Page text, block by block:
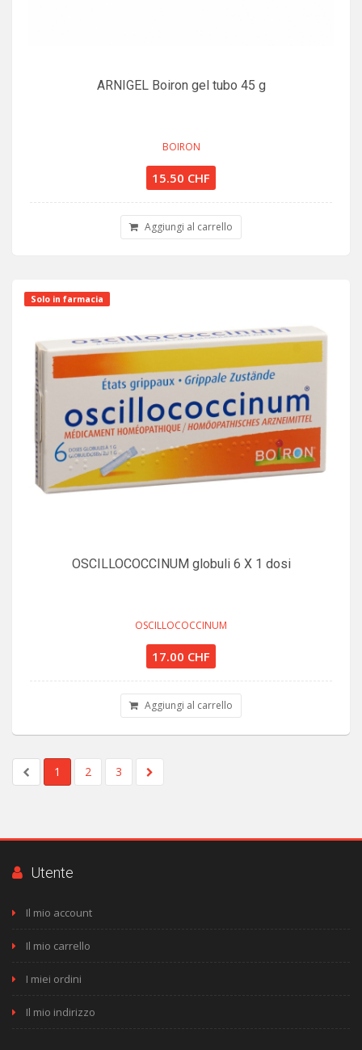
ARNIGEL Boiron gel tubo 45 g
BOIRON
15.50 CHF
Aggiungi al carrello
Solo in farmacia
OSCILLOCOCCINUM globuli 6 X 1 dosi
OSCILLOCOCCINUM
17.00 CHF
Aggiungi al carrello
1 2 3
Utente
Il mio account
Il mio carrello
I miei ordini
Il mio indirizzo